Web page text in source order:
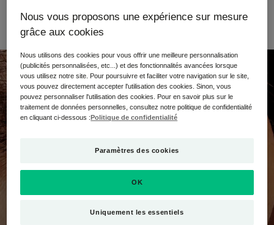
la peau et suinter.
Nous vous proposons une expérience sur mesure
grâce aux cookies
Nous utilisons des cookies pour vous offrir une meilleure personnalisation
(publicités personnalisées, etc...) et des fonctionnalités avancées lorsque
vous utilisez notre site. Pour poursuivre et faciliter votre navigation sur le site,
vous pouvez directement accepter l'utilisation des cookies. Sinon, vous
pouvez personnaliser l'utilisation des cookies. Pour en savoir plus sur le
traitement de données personnelles, consultez notre politique de confidentialité
en cliquant ci-dessous :Politique de confidentialité
Paramètres des cookies
Uniquement les essentiels
OK